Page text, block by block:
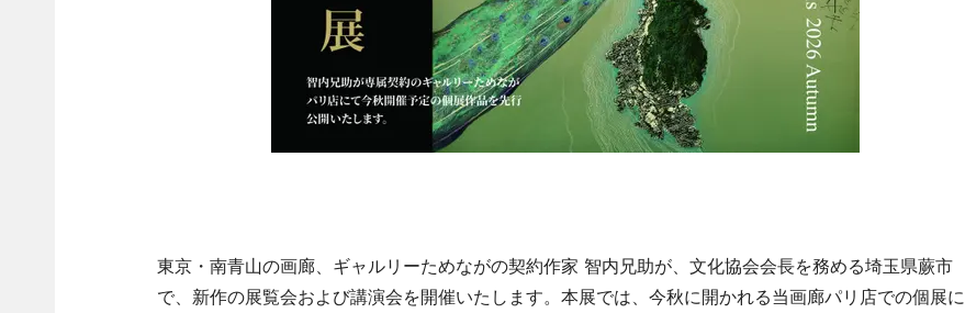
東京・南青山の画廊、ギャルリーためながの契約作家 智内兄助が、文化協会会長を務める埼玉県蕨市
で、新作の展覧会および講演会を開催いたします。本展では、今秋に開かれる当画廊パリ店での個展に